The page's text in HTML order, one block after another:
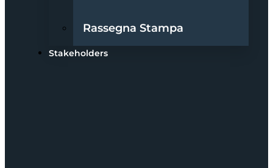
Rassegna Stampa
Stakeholders